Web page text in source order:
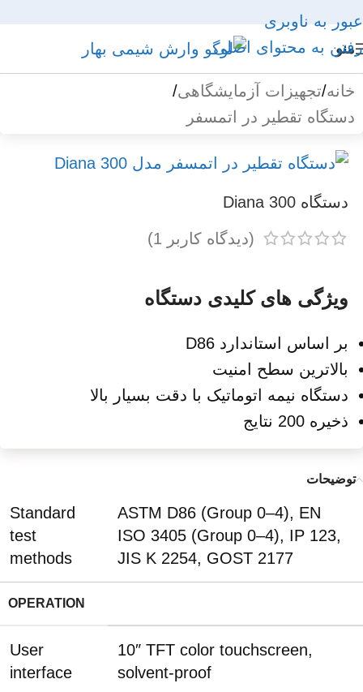
عبور به ناوبری
رفتن به محتوای اصلی
منو
خانه/تجهیزات آزمایشگاهی/
دستگاه تقطیر در اتمسفر
دستگاه Diana 300
(دیدگاه کاربر 1
)
ویژگی های کلیدی دستگاه
بر اساس استاندارد D86
بالاترین سطح امنیت
دستگاه نیمه اتوماتیک با دقت بسیار بالا
ذخیره 200 نتایج
توضیحات
Standard
test
methods
ASTM D86 (Group 0–4), EN
ISO 3405 (Group 0–4), IP 123,
JIS K 2254, GOST 2177
OPERATION
User
interface
10″ TFT color touchscreen,
solvent-proof